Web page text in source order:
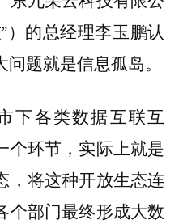
）的总经理李玉鹏认
题就是信息孤岛。
下各类数据互联互
个环节，实际上就是
，将这种开放生态连
个部门最终形成大数